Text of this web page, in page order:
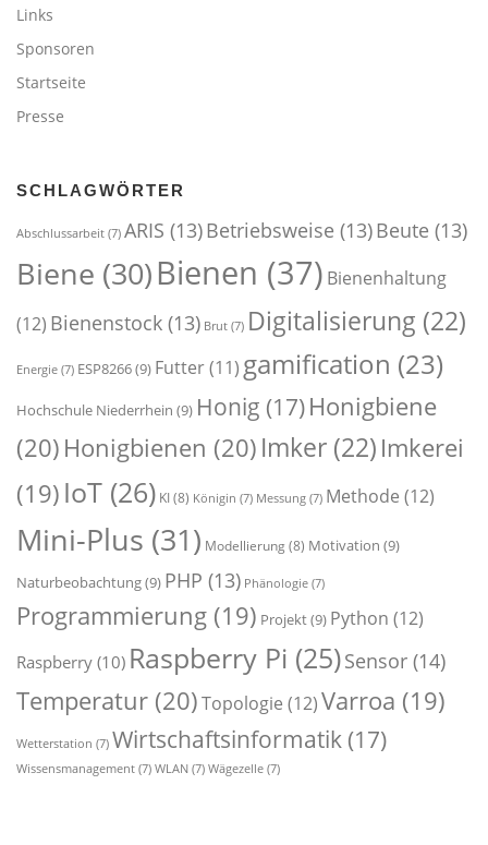
Links
Sponsoren
Startseite
Presse
SCHLAGWÖRTER
Abschlussarbeit (7) ARIS (13)Betriebsweise (13)Beute (13)
Biene (30)Bienen (37) Bienenhaltung
(12) Bienenstock (13) Brut (7) Digitalisierung (22)
Energie (7) ESP8266(9) Futter(11) gamification (23)
Hochschule Niederrhein (9) Honig (17)Honigbiene
(20)Honigbienen (20)Imker (22) Imkerei
(19) IoT (26) KI(8) Königin (7) Messung (7) Methode (12)
Mini-Plus (31) Modellierung(8) Motivation (9)
Naturbeobachtung(9) PHP (13) Phänologie (7)
Programmierung (19) Projekt(9) Python (12)
Raspberry (10) Raspberry Pi (25)Sensor (14)
Temperatur (20)Topologie (12)Varroa (19)
Wetterstation (7) Wirtschaftsinformatik (17)
Wissensmanagement (7) WLAN (7) Wägezelle (7)